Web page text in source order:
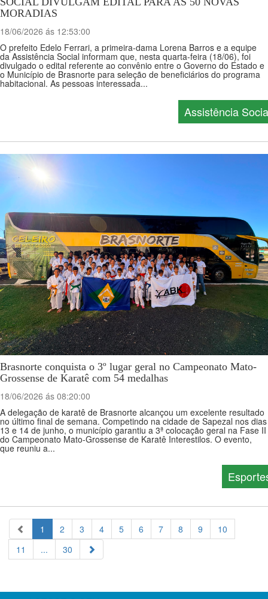
MORADIAS
18/06/2026 ás 12:53:00
O prefeito Edelo Ferrari, a primeira-dama Lorena Barros e a equipe
da Assistência Social informam que, nesta quarta-feira (18/06), foi
divulgado o edital referente ao convênio entre o Governo do Estado e
o Município de Brasnorte para seleção de beneficiários do programa
habitacional. As pessoas interessada...
Assistência
Brasnorte conquista o 3º lugar geral no Campeonato Mato-
Grossense de Karatê com 54 medalhas
18/06/2026 ás 08:20:00
A delegação de karatê de Brasnorte alcançou um excelente resultado
no último final de semana. Competindo na cidade de Sapezal nos dias
13 e 14 de junho, o município garantiu a 3ª colocação geral na Fase II
do Campeonato Mato-Grossense de Karatê Interestilos. O evento,
que reuniu a...
1 2 3 4 5 6 7 8 9
10
11
... 30